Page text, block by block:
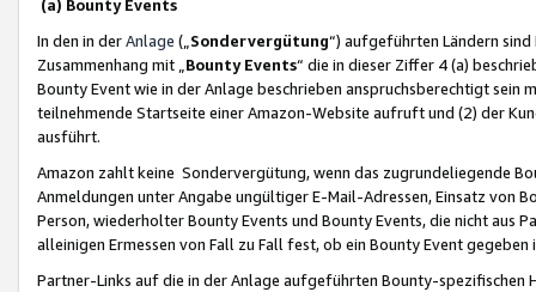
(a) Bounty Events
In den in derAnlage („ Sondervergütung“) aufgeführten Ländern
Zusammenhang mit „ Bounty Events“ die in dieser Ziffer 4 (a)
Bounty Event wie in der Anlage beschrieben anspruchsberechtigt sein
teilnehmende Startseite einer Amazon-Website aufruft und (2) der
ausführt.
Amazon zahlt keine Sondervergütung, wenn das zugrundeliegende
Anmeldungen unter Angabe ungültiger E-Mail-Adressen, Einsatz von
Person, wiederholter Bounty Events und Bounty Events, die nicht
alleinigen Ermessen von Fall zu Fall fest, ob ein Bounty Event
Partner-Links auf die in der Anlage aufgeführten Bounty-spezifischen